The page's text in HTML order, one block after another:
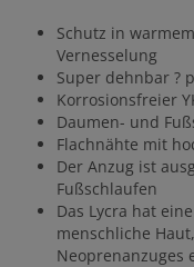
Schutz in
Vernesselung
Super dehnbar ?
Korrosionsfreier
Daumen- und
Flachnähte mit
Der Anzug ist
Fußschlaufen
Das Lycra hat
menschliche
Neoprenanzuges